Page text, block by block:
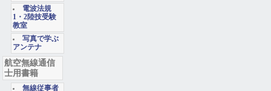
電波法規
1・2陸技受験
教室
写真で学ぶ
アンテナ
航空無線通信
士用書籍
無線従事者